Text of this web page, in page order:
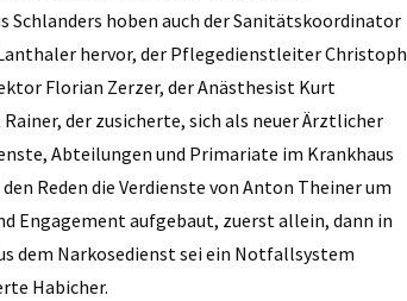
Schlanders hoben auch der Sanitätskoordinator
hervor, der Pflegedienstleiter Christoph
Florian Zerzer, der Anästhesist Kurt
der zusicherte, sich als neuer Ärztlicher
Abteilungen und Primariate im Krankhaus
Reden die Verdienste von Anton Theiner um
Engagement aufgebaut, zuerst allein, dann in
dem Narkosedienst sei ein Notfallsystem
Habicher.